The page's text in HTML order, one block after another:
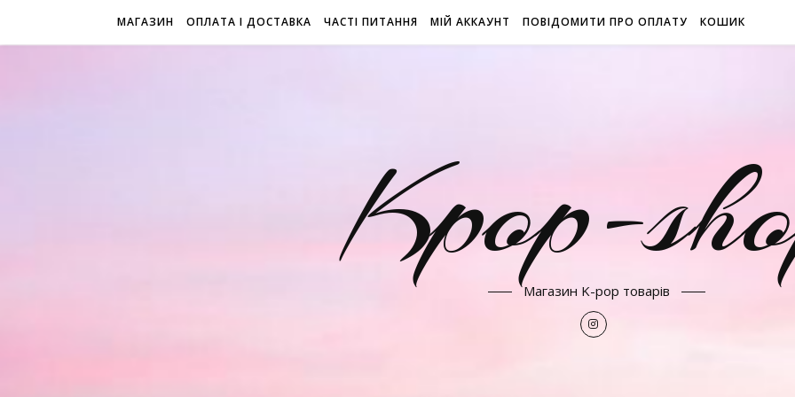
МАГАЗИН ОПЛАТА І ДОСТАВКА ЧАСТІ ПИТАННЯ МІЙ АККАУНТ ПОВІДОМИТИ ПРО ОПЛАТУ КОШИК
Kpop-
Магазин K-pop товарів